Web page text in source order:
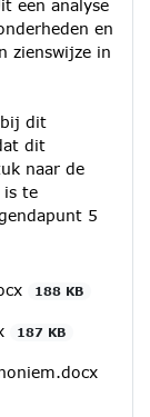
een analyse
en
zienswijze in
bij dit
dit
naar de
is te
5
188 KB
187 KB